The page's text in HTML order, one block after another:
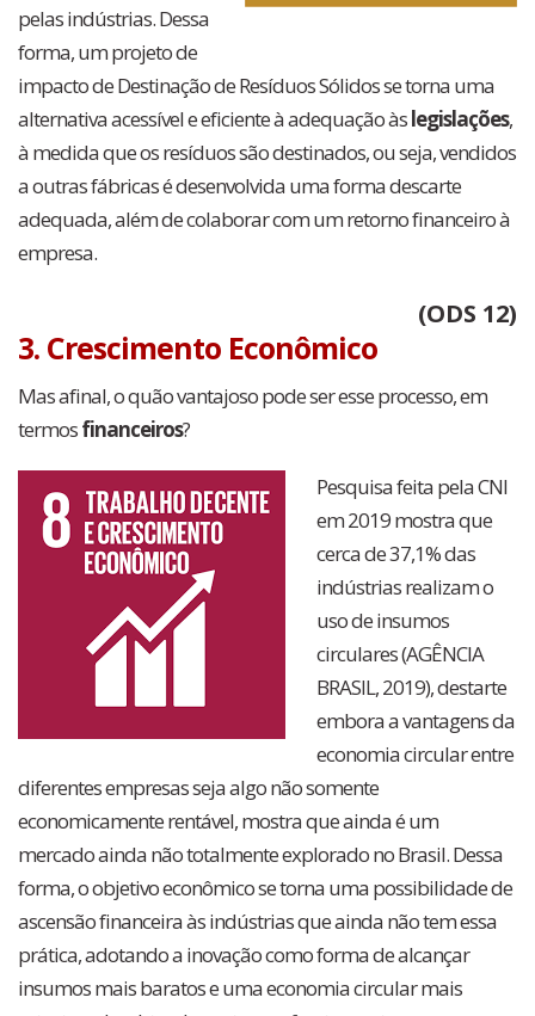
pelas indústrias. Dessa
forma, um projeto de
impacto de Destinação de Resíduos Sólidos se torna uma
alternativa acessível e eficiente à adequação àslegislações,
à medida que os resíduos são destinados, ou seja, vendidos
a outras fábricas é desenvolvida uma forma descarte
adequada, além de colaborar com um retorno financeiro à
empresa.
(ODS 12)
3. Crescimento Econômico
Mas afinal, o quão vantajoso pode ser esse processo, em
termosfinanceiros?
Pesquisa feita pela CNI
em 2019 mostra que
cerca de 37,1% das
indústrias realizam o
uso de insumos
circulares (AGÊNCIA
BRASIL, 2019), destarte
embora a vantagens da
economia circular entre
diferentes empresas seja algo não somente
economicamente rentável, mostra que ainda é um
mercado ainda não totalmente explorado no Brasil. Dessa
forma, o objetivo econômico se torna uma possibilidade de
ascensão financeira às indústrias que ainda não tem essa
prática, adotando a inovação como forma de alcançar
insumos mais baratos e uma economia circular mais